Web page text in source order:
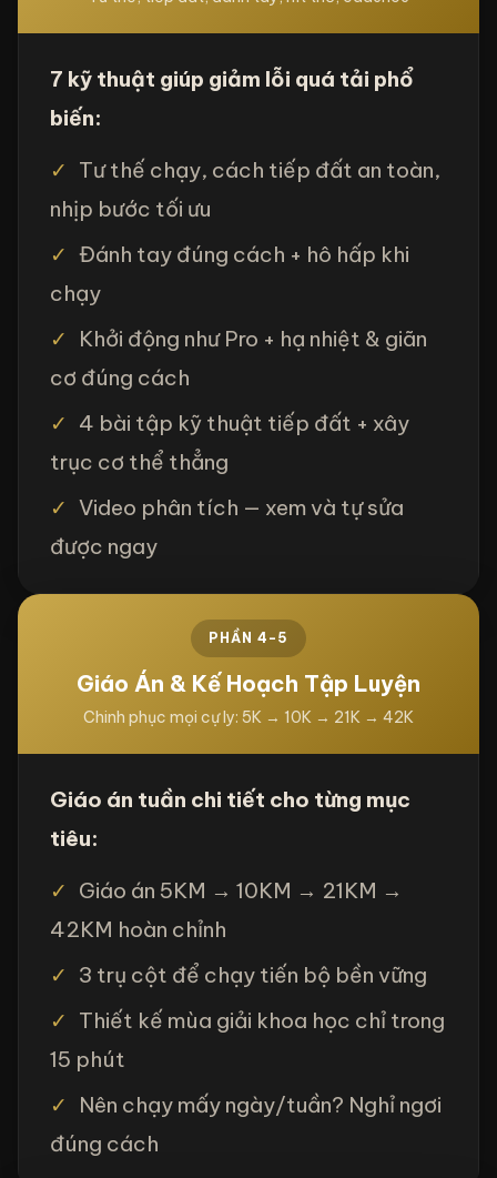
7 kỹ thuật giúp giảm lỗi quá tải phổ
biến:
✓ Tư thế chạy, cách tiếp đất an toàn,
nhịp bước tối ưu
✓ Đánh tay đúng cách + hô hấp khi
chạy
✓
Khởi động như Pro + hạ nhiệt & giãn
cơ đúng cách
✓ 4 bài tập kỹ thuật tiếp đất + xây
trục cơ thể thẳng
✓ Video phân tích — xem và tự sửa
được ngay
PHẦN 4-5
Giáo Án & Kế Hoạch Tập Luyện
Chinh phục mọi cự ly: 5K → 10K → 21K → 42K
Giáo án tuần chi tiết cho từng mục
tiêu:
✓ Giáo án 5KM → 10KM → 21KM →
42KM hoàn chỉnh
✓ 3 trụ cột để chạy tiến bộ bền vững
✓ Thiết kế mùa giải khoa học chỉ trong
15 phút
✓
Nên chạy mấy ngày/tuần? Nghỉ ngơi
đúng cách